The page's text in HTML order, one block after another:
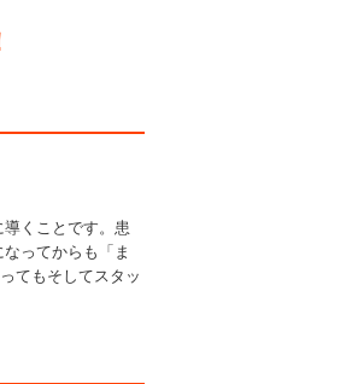
くことです。患
ってからも「ま
てもそしてスタッ